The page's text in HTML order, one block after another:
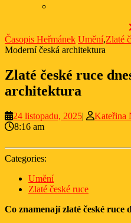
Časopis Heřmánek Umění,Zlaté
Moderní česká architektura
Zlaté české ruce
architektura
24 listopadu, 202524
| Kateřina
8:16 am
Categories:
Umění
Zlaté české ruce
Co znamenají zlaté české ruce